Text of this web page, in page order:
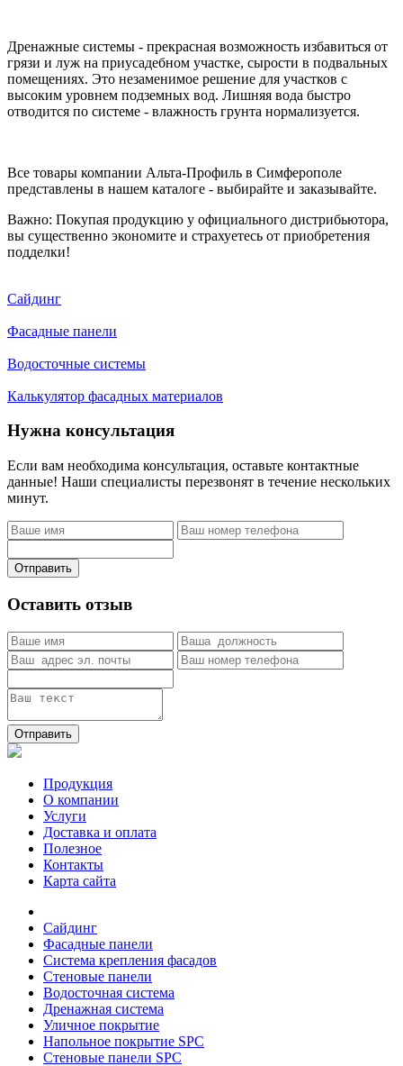
Дренажные системы - прекрасная возможность избавиться от
грязи и луж на приусадебном участке, сырости в подвальных
помещениях. Это незаменимое решение для участков с
высоким уровнем подземных вод. Лишняя вода быстро
отводится по системе - влажность грунта нормализуется.
Все товары компании Альта-Профиль в Симферополе
представлены в нашем каталоге - выбирайте и заказывайте.
Важно: Покупая продукцию у официального дистрибьютора,
вы существенно экономите и страхуетесь от приобретения
подделки!
Сайдинг
Фасадные панели
Водосточные системы
Калькулятор фасадных материалов
Нужна консультация
Если вам необходима консультация, оставьте контактные
данные! Наши специалисты перезвонят в течение нескольких
минут.
Отправить
Оставить отзыв
Отправить
Продукция
О компании
Услуги
Доставка и оплата
Полезное
Контакты
Карта сайта
Сайдинг
Фасадные панели
Система крепления фасадов
Стеновые панели
Водосточная система
Дренажная система
Уличное покрытие
Напольное покрытие SPC
Стеновые панели SPC